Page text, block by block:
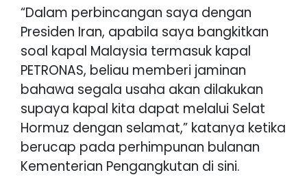
“Dalam perbincangan saya dengan
Presiden Iran, apabila saya bangkitkan
soal kapal Malaysia termasuk kapal
PETRONAS, beliau memberi jaminan
bahawa segala usaha akan dilakukan
supaya kapal kita dapat melalui Selat
Hormuz dengan selamat,” katanya ketika
berucap pada perhimpunan bulanan
Kementerian Pengangkutan di sini.